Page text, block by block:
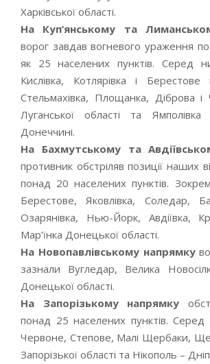
Харківської області.
На Куп’янському та
ворог завдав вогневого ураження
як 25 населених пунктів. Серед
Кислівка, Котлярівка і Берестове
Стельмахівка, Площанка, Діброва і
Луганської області та
Донеччині.
На Бахмутському та
противник обстріляв позиції наших
понад 20 населених пунктів.
Берестове, Яковлівка, Соледар,
Озарянівка, Нью-Йорк, Авдіївка,
Мар’їнка Донецької області.
На Новопавлівському напрямку
зазнали Вугледар, Велика
Донецької області.
На Запорізькому напрямку
понад 25 населених пунктів. Серед
Червоне, Степове, Малі Щербаки,
Запорізької області та Нікополь –